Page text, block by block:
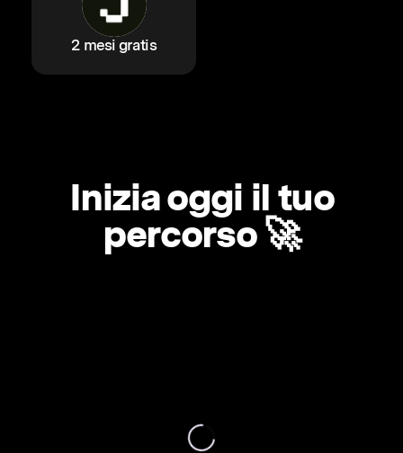
2 mesi gratis
Inizia oggi il tuo
percorso 🚀